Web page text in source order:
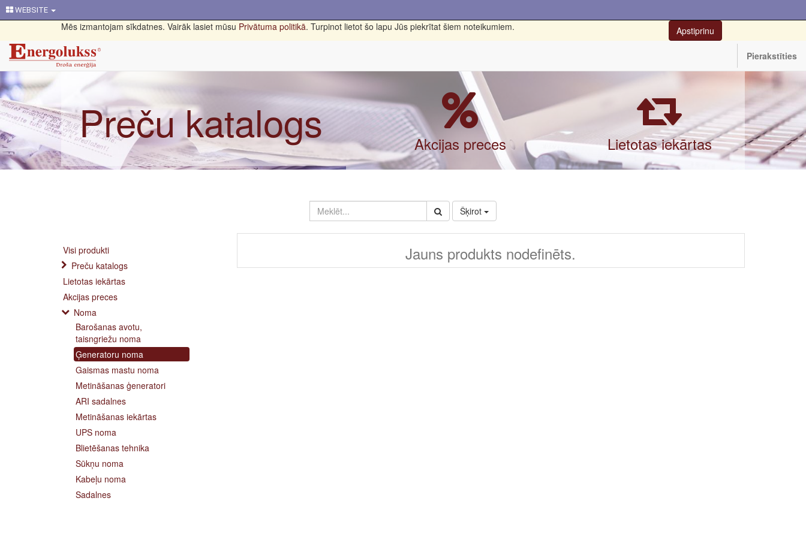
WEBSITE
Mēs izmantojam sīkdatnes. Vairāk lasiet mūsu Privātuma politikā. Turpinot lietot šo lapu Jūs piekrītat šiem noteikumiem. Apstiprinu
Pierakstīties
Preču katalogs Akcijas preces Lietotas iekārtas
Šķirot
Visi produkti
Preču katalogs
Lietotas iekārtas
Akcijas preces
Noma
Barošanas avotu,
taisngriežu noma
Ģeneratoru noma
Gaismas mastu noma
Metināšanas ģeneratori
ARI sadalnes
Metināšanas iekārtas
UPS noma
Blietēšanas tehnika
Sūkņu noma
Kabeļu noma
Sadalnes
Jauns produkts nodefinēts.